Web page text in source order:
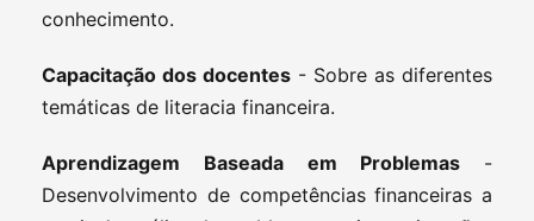
conhecimento.
Capacitação dos docentes - Sobre as diferentes
temáticas de literacia financeira.
Aprendizagem Baseada em Problemas -
Desenvolvimento de competências financeiras a